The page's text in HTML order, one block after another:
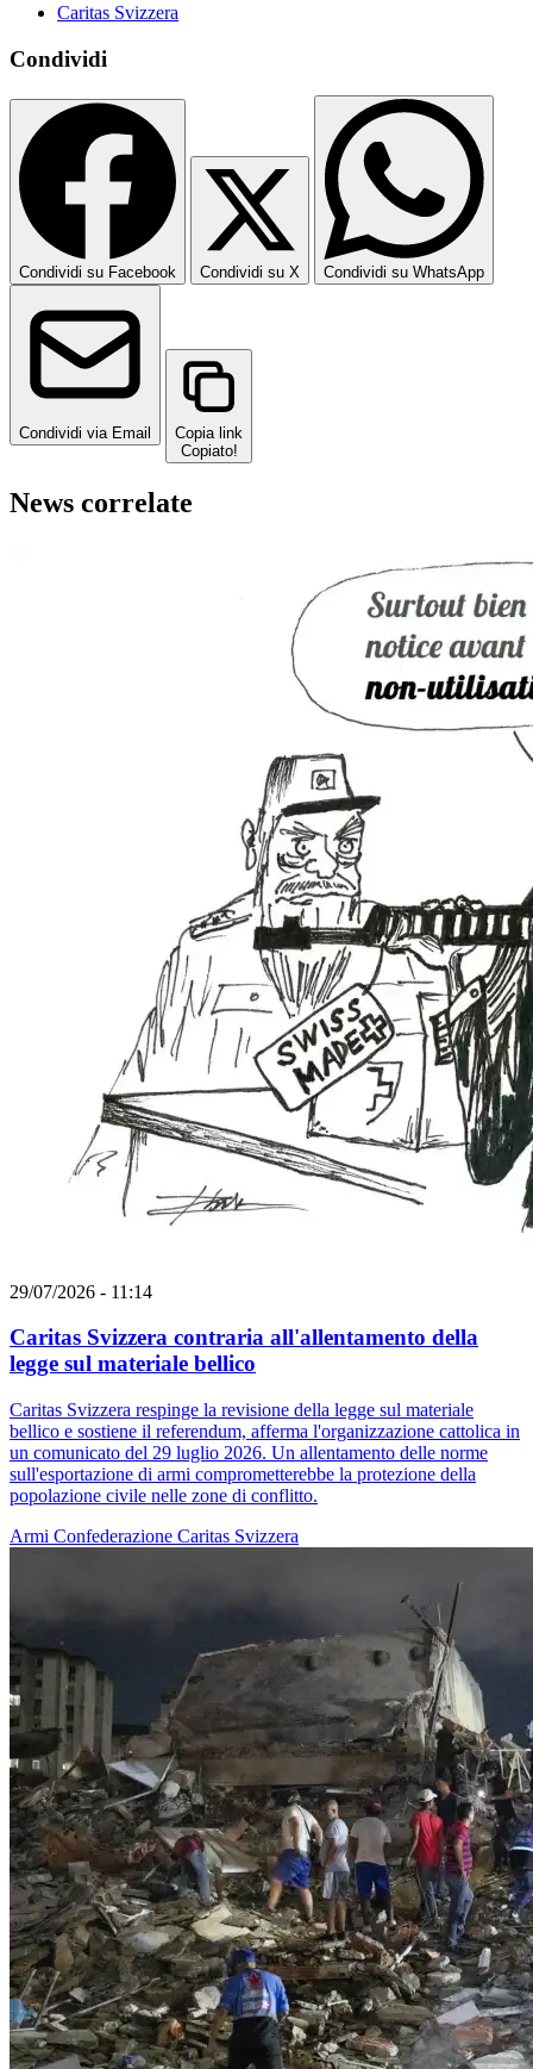
Caritas Svizzera
Condividi
Condividi su Facebook Condividi su X Condividi su WhatsApp
Condividi via Email
Copia link
Copiato!
News correlate
29/07/2026 - 11:14
Caritas Svizzera contraria all'allentamento della
legge sul materiale bellico
Caritas Svizzera respinge la revisione della legge sul materiale
bellico e sostiene il referendum, afferma l'organizzazione cattolica in
un comunicato del 29 luglio 2026. Un allentamento delle norme
sull'esportazione di armi comprometterebbe la protezione della
popolazione civile nelle zone di conflitto.
Armi Confederazione Caritas Svizzera